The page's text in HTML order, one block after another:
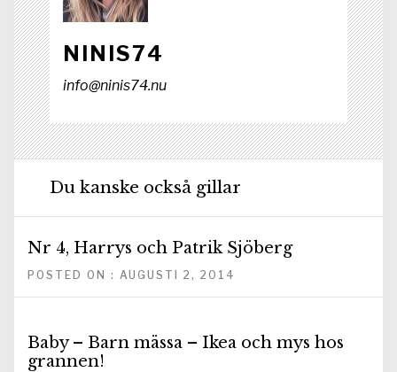
NINIS74
info@ninis74.nu
Du kanske också gillar
Nr 4, Harrys och Patrik Sjöberg
POSTED ON : AUGUSTI 2, 2014
Baby – Barn mässa – Ikea och mys hos
grannen!